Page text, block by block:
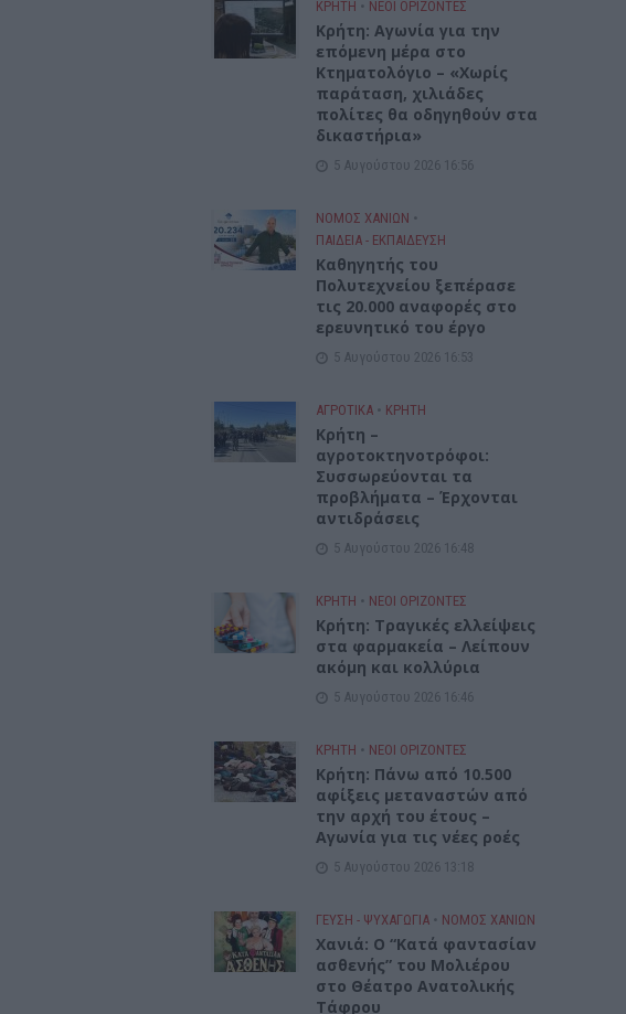
ΚΡΗΤΗ • ΝΕΟΙ ΟΡΙΖΟΝΤΕΣ
Kρήτη: Αγωνία για την
επόμενη μέρα στο
Κτηματολόγιο – «Χωρίς
παράταση, χιλιάδες
πολίτες θα οδηγηθούν στα
δικαστήρια»
5 Αυγούστου 2026 16:56
ΝΟΜΌΣ ΧΑΝΊΩΝ •
ΠΑΙΔΕΙΑ - ΕΚΠΑΙΔΕΥΣΗ
Καθηγητής του
Πολυτεχνείου ξεπέρασε
τις 20.000 αναφορές στο
ερευνητικό του έργο
5 Αυγούστου 2026 16:53
ΑΓΡΟΤΙΚΑ • ΚΡΗΤΗ
Κρήτη –
αγροτοκτηνοτρόφοι:
Συσσωρεύονται τα
προβλήματα – Έρχονται
αντιδράσεις
5 Αυγούστου 2026 16:48
ΚΡΗΤΗ • ΝΕΟΙ ΟΡΙΖΟΝΤΕΣ
Κρήτη: Τραγικές ελλείψεις
στα φαρμακεία – Λείπουν
ακόμη και κολλύρια
5 Αυγούστου 2026 16:46
ΚΡΗΤΗ • ΝΕΟΙ ΟΡΙΖΟΝΤΕΣ
Κρήτη: Πάνω από 10.500
αφίξεις μεταναστών από
την αρχή του έτους –
Αγωνία για τις νέες ροές
5 Αυγούστου 2026 13:18
ΓΕΎΣΗ - ΨΥΧΑΓΩΓΊΑ • ΝΟΜΌΣ ΧΑΝΊΩΝ
Χανιά: Ο “Κατά φαντασίαν
ασθενής” του Μολιέρου
στο Θέατρο Ανατολικής
Τάφρου